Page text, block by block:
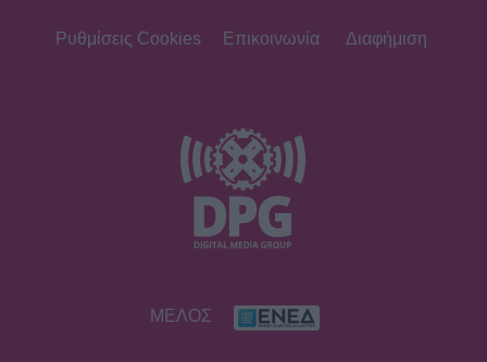
Ρυθμίσεις Cookies Επικοινωνία Διαφήμιση
ΜΕΛΟΣ